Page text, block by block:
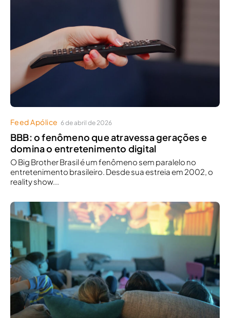
Feed Apólice 6 de abril de 2026
BBB: o fenômeno que atravessa gerações e
domina o entretenimento digital
O Big Brother Brasil é um fenômeno sem paralelo no
entretenimento brasileiro. Desde sua estreia em 2002, o
reality show...